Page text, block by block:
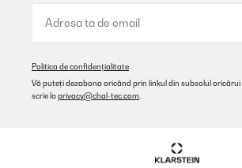
Politica de confidențialitate
Vă puteți dezabona oricând prin linkul din subsolul
scrie la privacy@chal-tec.com